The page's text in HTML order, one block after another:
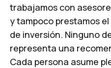
trabajamos con
y tampoco prestamos
de inversión. Ninguno
representa una
Cada persona asume